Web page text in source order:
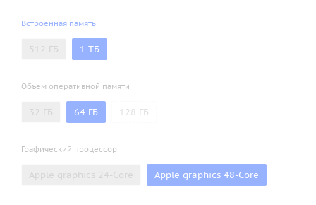
Встроенная память
512 ГБ 1 ТБ
Объем оперативной памяти
32 ГБ 64 ГБ 128 ГБ
Графический процессор
Apple graphics 24-Core Apple graphics 48-Core